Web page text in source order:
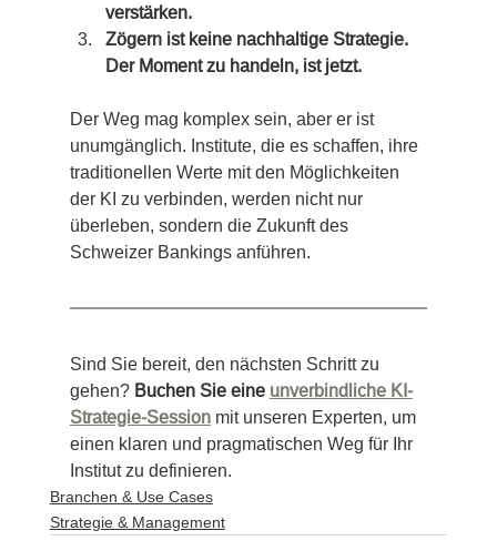
verstärken.
Zögern ist keine nachhaltige Strategie.
Der Moment zu handeln, ist jetzt.
Der Weg mag komplex sein, aber er ist
unumgänglich. Institute, die es schaffen, ihre
traditionellen Werte mit den Möglichkeiten
der KI zu verbinden, werden nicht nur
überleben, sondern die Zukunft des
Schweizer Bankings anführen.
Sind Sie bereit, den nächsten Schritt zu
gehen? Buchen Sie eine unverbindliche KI-
Strategie-Session mit unseren Experten, um
einen klaren und pragmatischen Weg für Ihr
Institut zu definieren.
Branchen & Use Cases
Strategie & Management